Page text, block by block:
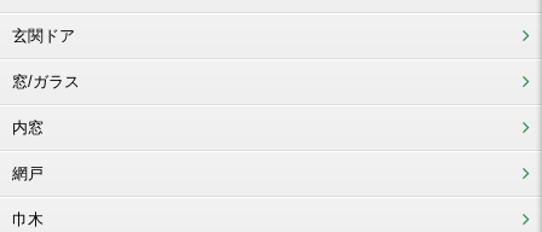
玄関ドア
窓/ガラス
内窓
網戸
巾木